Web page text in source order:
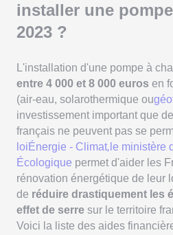
installer une
2023 ?
L'installation d'une pompe à
entre 4 000 et 8 000 euros en
(air-eau, solarothermique ou
investissement important que
français ne peuvent pas se
loiÉnergie - Climat, le ministère
Écologique permet d'aider les
rénovation énergétique de leur
de réduire drastiquement les
effet de serre sur le territoire
Voici la liste des aides